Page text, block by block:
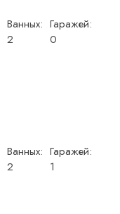
Ванных:
2
Гаражей:
0
Ванных:
2
Гаражей:
1